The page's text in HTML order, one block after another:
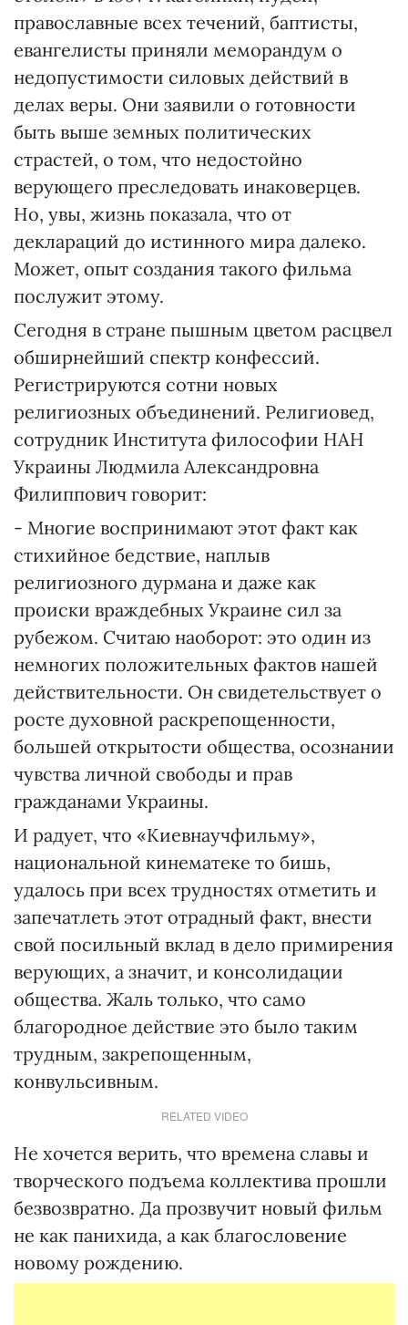
православные всех течений, баптисты,
евангелисты приняли меморандум о
недопустимости силовых действий в
делах веры. Они заявили о готовности
быть выше земных политических
страстей, о том, что недостойно
верующего преследовать инаковерцев.
Но, увы, жизнь показала, что от
деклараций до истинного мира далеко.
Может, опыт создания такого фильма
послужит этому.
Сегодня в стране пышным цветом расцвел
обширнейший спектр конфессий.
Регистрируются сотни новых
религиозных объединений. Религиовед,
сотрудник Института философии НАН
Украины Людмила Александровна
Филиппович говорит:
- Многие воспринимают этот факт как
стихийное бедствие, наплыв
религиозного дурмана и даже как
происки враждебных Украине сил за
рубежом. Считаю наоборот: это один из
немногих положительных фактов нашей
действительности. Он свидетельствует о
росте духовной раскрепощенности,
большей открытости общества, осознании
чувства личной свободы и прав
гражданами Украины.
И радует, что «Киевнаучфильму»,
национальной кинематеке то бишь,
удалось при всех трудностях отметить и
запечатлеть этот отрадный факт, внести
свой посильный вклад в дело примирения
верующих, а значит, и консолидации
общества. Жаль только, что само
благородное действие это было таким
трудным, закрепощенным,
конвульсивным.
RELATED VIDEO
Не хочется верить, что времена славы и
творческого подъема коллектива прошли
безвозвратно. Да прозвучит новый фильм
не как панихида, а как благословение
новому рождению.